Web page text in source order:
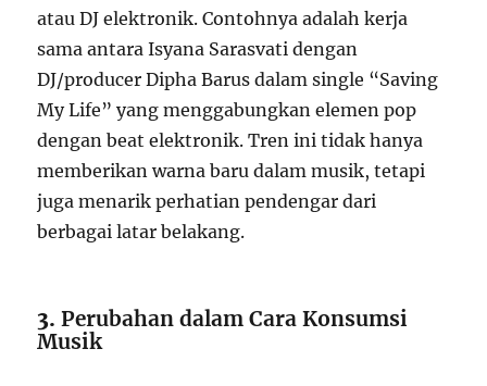
atau DJ elektronik. Contohnya adalah kerja
sama antara Isyana Sarasvati dengan
DJ/producer Dipha Barus dalam single “Saving
My Life” yang menggabungkan elemen pop
dengan beat elektronik. Tren ini tidak hanya
memberikan warna baru dalam musik, tetapi
juga menarik perhatian pendengar dari
berbagai latar belakang.
3.Perubahan dalam Cara Konsumsi
Musik